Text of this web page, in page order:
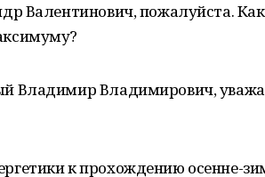
Валентинович, пожалуйста.
Владимир Владимирович,
к прохождению осенне-